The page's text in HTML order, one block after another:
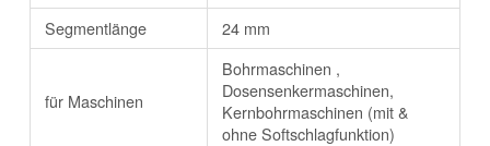
Segmentlänge
24 mm
für Maschinen
Bohrmaschinen ,
Dosensenkermaschinen,
Kernbohrmaschinen (mit &
ohne Softschlagfunktion)